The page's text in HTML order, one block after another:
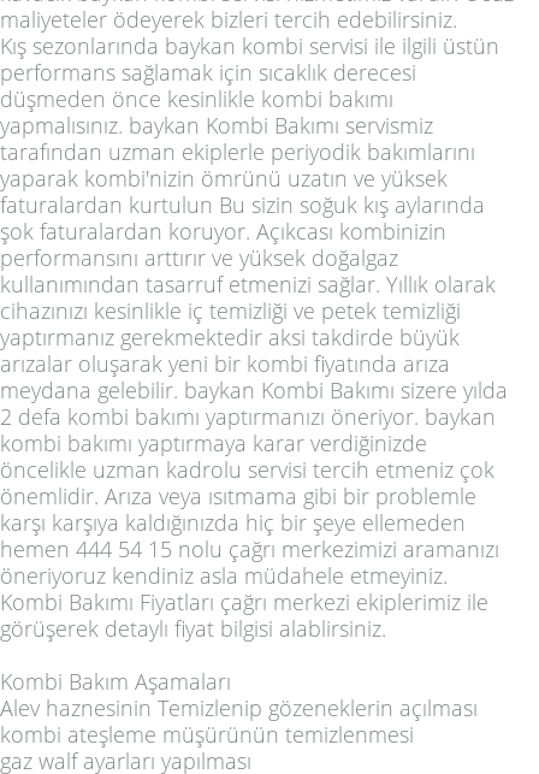
maliyeteler ödeyerek bizleri tercih edebilirsiniz.
Kış sezonlarında baykan kombi servisi ile ilgili üstün
performans sağlamak için sıcaklık derecesi
düşmeden önce kesinlikle kombi bakımı
yapmalısınız. baykan Kombi Bakımı servismiz
tarafından uzman ekiplerle periyodik bakımlarını
yaparak kombi'nizin ömrünü uzatın ve yüksek
faturalardan kurtulun Bu sizin soğuk kış aylarında
şok faturalardan koruyor. Açıkcası kombinizin
performansını arttırır ve yüksek doğalgaz
kullanımından tasarruf etmenizi sağlar. Yıllık olarak
cihazınızı kesinlikle iç temizliği ve petek temizliği
yaptırmanız gerekmektedir aksi takdirde büyük
arızalar oluşarak yeni bir kombi fiyatında arıza
meydana gelebilir. baykan Kombi Bakımı sizere yılda
2 defa kombi bakımı yaptırmanızı öneriyor. baykan
kombi bakımı yaptırmaya karar verdiğinizde
öncelikle uzman kadrolu servisi tercih etmeniz çok
önemlidir. Arıza veya ısıtmama gibi bir problemle
karşı karşıya kaldığınızda hiç bir şeye ellemeden
hemen 444 54 15 nolu çağrı merkezimizi aramanızı
öneriyoruz kendiniz asla müdahele etmeyiniz.
Kombi Bakımı Fiyatları çağrı merkezi ekiplerimiz ile
görüşerek detaylı fiyat bilgisi alablirsiniz.
Kombi Bakım Aşamaları
Alev haznesinin Temizlenip gözeneklerin açılması
kombi ateşleme müşürünün temizlenmesi
gaz walf ayarları yapılması